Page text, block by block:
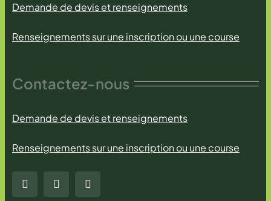
Demande de devis et renseignements
Renseignements sur une inscription ou une course
Contactez-nous
Demande de devis et renseignements
Renseignements sur une inscription ou une course